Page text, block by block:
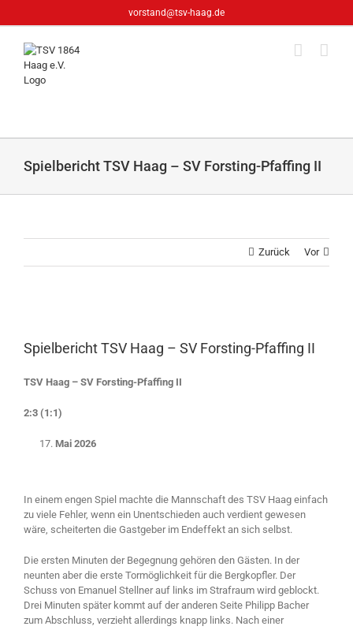
vorstand@tsv-haag.de
Spielbericht TSV Haag – SV Forsting-Pfaffing II
Zurück Vor
Bild
Spielbericht TSV Haag – SV Forsting-Pfaffing II
TSV Haag – SV Forsting-Pfaffing II
2:3 (1:1)
Mai 2026
In einem engen Spiel machte die Mannschaft des TSV Haag einfach
zu viele Fehler, wenn ein Unentschieden auch verdient gewesen
wäre, scheiterten die Gastgeber im Endeffekt an sich selbst.
Die ersten Minuten der Begegnung gehören den Gästen. In der
neunten aber die erste Tormöglichkeit für die Bergkopfler. Der
Schuss von Emanuel Stellner auf links im Strafraum wird geblockt.
Drei Minuten später kommt auf der anderen Seite Philipp Bacher
zum Abschluss, verzieht allerdings knapp links. Nach einer